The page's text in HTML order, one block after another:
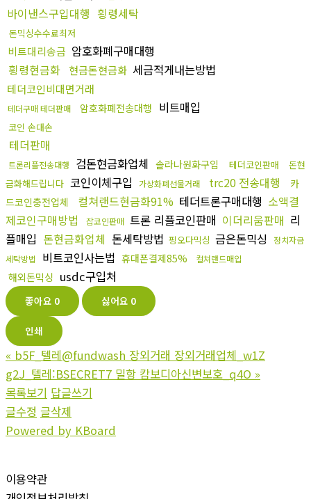
바이낸스구입대행 횡령세탁
돈믹싱수수료최저
비트대리송금 암호화폐구매대행
횡령현금화 현금돈현금화 세금적게내는방법
테더코인비대면거래
테더구매 테더판매 암호화폐전송대행 비트매입
코인 손대손
테더판매
트론리플전송대행 검돈현금화업체 솔라나원화구입 테더코인판매
돈현
금화해드립니다 코인이체구입 가상화폐선물거래 trc20 전송대행
카
드코인충전업체
컬쳐랜드현금화91% 테더트론구매대행 소액결
제코인구매방법
잡코인판매 트론 리플코인판매 이더리움판매 리
플매입 돈현금화업체 돈세탁방법 핑오다믹싱 금은돈믹싱
정치자금
세탁방법
비트코인사는법 휴대폰결제85% 컬쳐랜드매입
해외돈믹싱 usdc구입처
좋아요 0 싫어요 0
인쇄
« b5F_텔레@fundwash 장외거래 장외거래업체_w1Z
g2J_텔레:BSECRET7 밀항 캄보디아신변보호_q4O »
목록보기 답글쓰기
글수정 글삭제
Powered by KBoard
이용약관